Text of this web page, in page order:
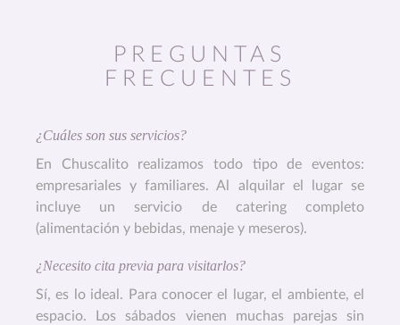
PREGUNTAS
FRECUENTES
¿Cuáles son sus servicios?
En Chuscalito realizamos todo tipo de eventos:
empresariales y familiares. Al alquilar el lugar se
incluye un servicio de catering completo
(alimentación y bebidas, menaje y meseros).
¿Necesito cita previa para visitarlos?
Sí, es lo ideal. Para conocer el lugar, el ambiente, el
espacio. Los sábados vienen muchas parejas sin